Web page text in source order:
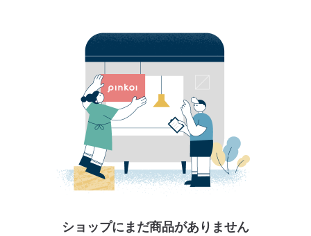
ショップにまだ商品がありません